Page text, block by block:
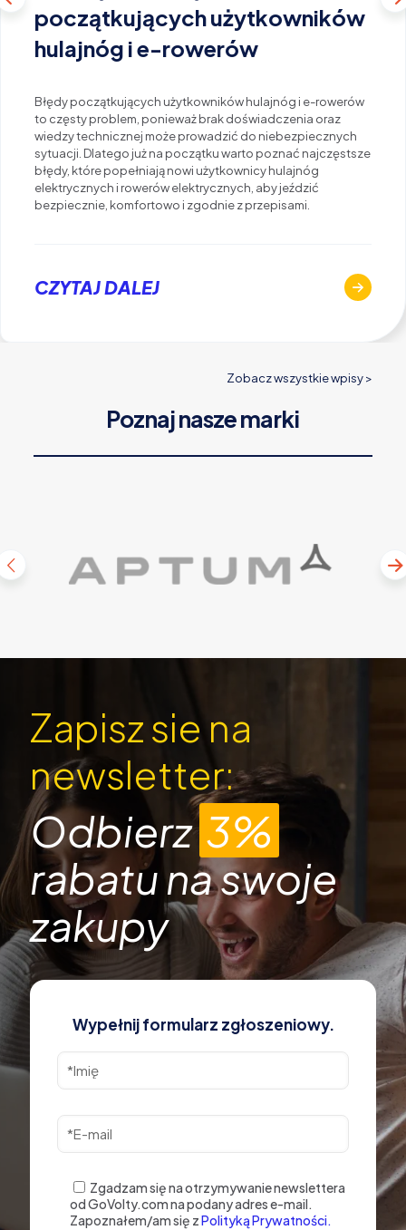
początkujących użytkowników
hulajnóg i e-rowerów
Błędy początkujących użytkowników hulajnóg i e-rowerów
to częsty problem, ponieważ brak doświadczenia oraz
wiedzy technicznej może prowadzić do niebezpiecznych
sytuacji. Dlatego już na początku warto poznać najczęstsze
błędy, które popełniają nowi użytkownicy hulajnóg
elektrycznych i rowerów elektrycznych, aby jeździć
bezpiecznie, komfortowo i zgodnie z przepisami.
CZYTAJ DALEJ
Zobacz wszystkie wpisy >
Poznaj nasze marki
Zapisz sie na
newsletter:
Odbierz3%
rabatu na swoje
zakupy
Wypełnij formularz zgłoszeniowy.
Zgadzam się na otrzymywanie newslettera
od GoVolty.com na podany adres e-mail.
Zapoznałem/am się zPolityką Prywatności.